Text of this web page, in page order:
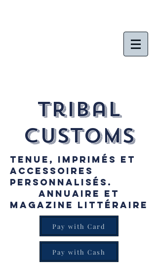
Tribal
Customs
Tenue, imprimés et
accessoires
personnalisés.
Annuaire et
magazine littéraire
Pay with Card
Pay with Cash